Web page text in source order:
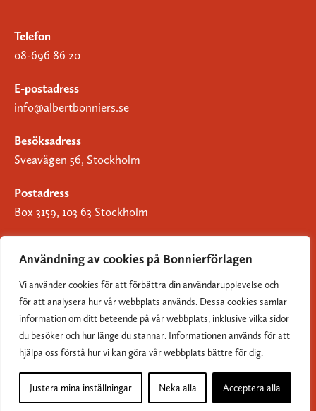
Användning av cookies på Bonnierförlagen
Vi använder cookies för att förbättra din användarupplevelse och
för att analysera hur vår webbplats används. Dessa cookies samlar
information om ditt beteende på vår webbplats, inklusive vilka sidor
du besöker och hur länge du stannar. Informationen används för att
hjälpa oss förstå hur vi kan göra vår webbplats bättre för dig.
Justera mina inställningar Neka alla Acceptera alla
Telefon
08-696 86 20
E-postadress
info@albertbonniers.se
Besöksadress
Sveavägen 56, Stockholm
Postadress
Box 3159, 103 63 Stockholm
Om Bonnierförlagen
Cookies
Integritetspolicy